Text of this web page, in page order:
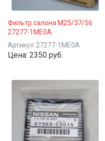
Фильтр салона M25/37/56
27277-1ME0A
Артикул 27277-1ME0A
Цена: 2350 руб.